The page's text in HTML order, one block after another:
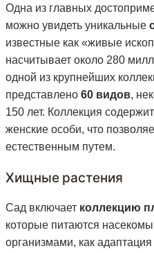
Одна из главных
можно увидеть уникальные
известные как «живые
насчитывает около 280
одной из крупнейших
представлено 60 видов,
150 лет. Коллекция
женские особи, что
естественным путем.
Хищные растения
Сад включает коллекцию
которые питаются
организмами, как